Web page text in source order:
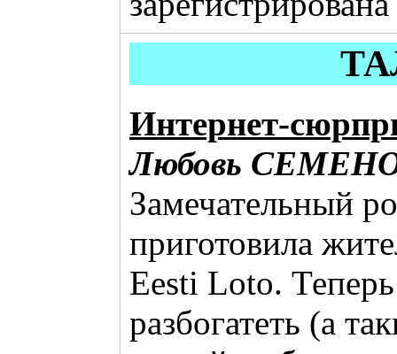
Интернет-
Любовь
Замечательный
приготовила
Eesti Loto.
разбогатеть (а